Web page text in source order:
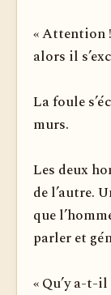
« Attention
alors il
La foule
murs.
Les deux
de l’autre.
que
parler et
« Qu’y a-t-